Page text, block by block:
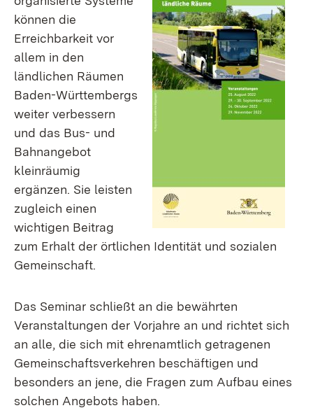
können die
Erreichbarkeit vor
allem in den
ländlichen Räumen
Baden-Württembergs
weiter verbessern
und das Bus- und
Bahnangebot
kleinräumig
ergänzen. Sie leisten
zugleich einen
wichtigen Beitrag
zum Erhalt der örtlichen Identität und sozialen
Gemeinschaft.
Das Seminar schließt an die bewährten
Veranstaltungen der Vorjahre an und richtet sich
an alle, die sich mit ehrenamtlich getragenen
Gemeinschaftsverkehren beschäftigen und
besonders an jene, die Fragen zum Aufbau eines
solchen Angebots haben.